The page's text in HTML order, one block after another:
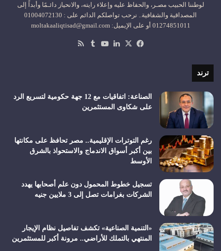
لوطننا الحبيب مصـر، والحفاظ عليه وإعلاء رايته، والانحياز دائـمًا وأبداً إلى
المصداقية والشفافية.. نرحب تواصلكم الدائم على : 01004072130
01274851011 أو على الإيميل: moltakaaliqtisad@gmail.com
فيسبوك
‫X لينكدإن‫YouTube
ترند
الصناعة: اتفاقيات مع 12 جهة حكومية لتسريع الرد
على شكاوى المستثمرين
رغم التوترات الإقليمية.. مصر تحافظ على مكانتها
بين أكبر أسواق الاندماج والاستحواذ بالشرق
الأوسط
تسجيل خطوط المحمول دون علم أصحابها يهدد
الشركات بغرامات تصل إلى 3 ملايين جنيه
«التنمية الصناعية» تكشف تفاصيل نظام الإيجار
المنتهي بالتملك للأراضي.. مرونة أكبر للمستثمرين